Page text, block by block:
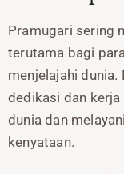
Pramugari sering
terutama bagi
menjelajahi dunia.
dedikasi dan
dunia dan
kenyataan.